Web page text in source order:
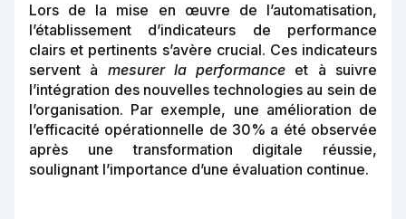
Lors de la mise en œuvre de l’automatisation,
l’établissement d’indicateurs de performance
clairs et pertinents s’avère crucial. Ces indicateurs
servent à mesurer la performance et à suivre
l’intégration des nouvelles technologies au sein de
l’organisation. Par exemple, une amélioration de
l’efficacité opérationnelle de 30% a été observée
après une transformation digitale réussie,
soulignant l’importance d’une évaluation continue.